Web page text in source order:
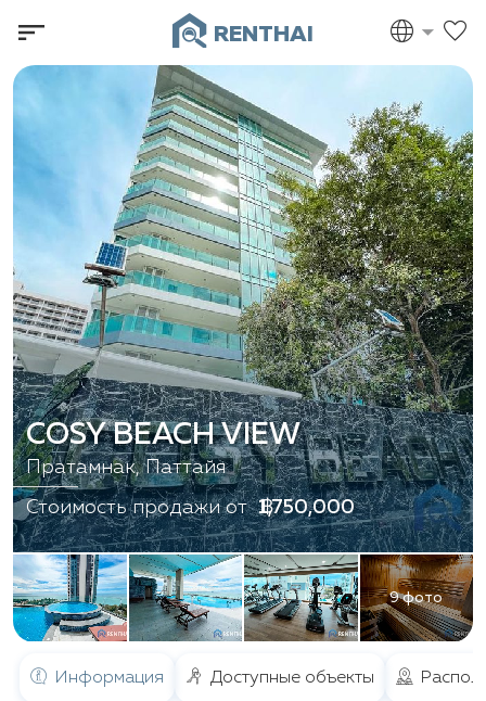
RENTHAI
9 фото
COSY BEACH VIEW
Пратамнак, Паттайя
Стоимость продажи от ฿ 1,750,000
Информация Доступные объекты